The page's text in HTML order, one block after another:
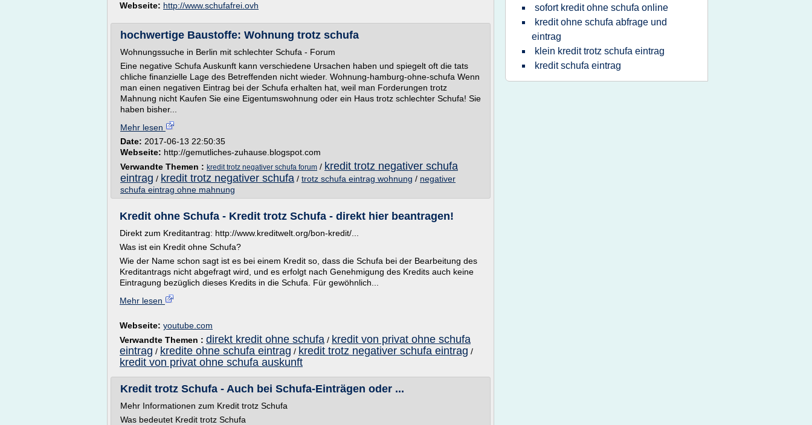
Webseite: http://www.schufafrei.ovh
hochwertige Baustoffe: Wohnung trotz schufa
Wohnungssuche in Berlin mit schlechter Schufa - Forum
Eine negative Schufa Auskunft kann verschiedene Ursachen haben und spiegelt oft die tats
chliche finanzielle Lage des Betreffenden nicht wieder. Wohnung-hamburg-ohne-schufa Wenn
man einen negativen Eintrag bei der Schufa erhalten hat, weil man Forderungen trotz
Mahnung nicht Kaufen Sie eine Eigentumswohnung oder ein Haus trotz schlechter Schufa! Sie
haben bisher...
Mehr lesen
Date: 2017-06-13 22:50:35
Webseite: http://gemutliches-zuhause.blogspot.com
Verwandte Themen : kredit trotz negativer schufa forum / kredit trotz negativer schufa
eintrag / kredit trotz negativer schufa / trotz schufa eintrag wohnung / negativer
schufa eintrag ohne mahnung
Kredit ohne Schufa - Kredit trotz Schufa - direkt hier beantragen!
Direkt zum Kreditantrag: http://www.kreditwelt.org/bon-kredit/...
Was ist ein Kredit ohne Schufa?
Wie der Name schon sagt ist es bei einem Kredit so, dass die Schufa bei der Bearbeitung des
Kreditantrags nicht abgefragt wird, und es erfolgt nach Genehmigung des Kredits auch keine
Eintragung bezüglich dieses Kredits in die Schufa. Für gewöhnlich...
Mehr lesen
Webseite: youtube.com
Verwandte Themen : direkt kredit ohne schufa / kredit von privat ohne schufa
eintrag / kredite ohne schufa eintrag / kredit trotz negativer schufa eintrag /
kredit von privat ohne schufa auskunft
Kredit trotz Schufa - Auch bei Schufa-Einträgen oder ...
Mehr Informationen zum Kredit trotz Schufa
Was bedeutet Kredit trotz Schufa
sofort kredit ohne schufa online
kredit ohne schufa abfrage und
eintrag
klein kredit trotz schufa eintrag
kredit schufa eintrag